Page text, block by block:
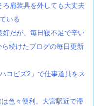
肩装具を外しても大丈夫
いる
好だが、毎日寝不足で辛い
続けたブログの毎日更新
コビズ2」で仕事道具をス
色々便利。大宮駅近で滞